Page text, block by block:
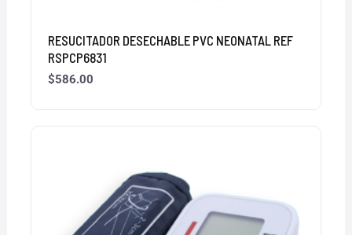
RESUCITADOR DESECHABLE PVC NEONATAL REF
RSPCP6831
$586.00